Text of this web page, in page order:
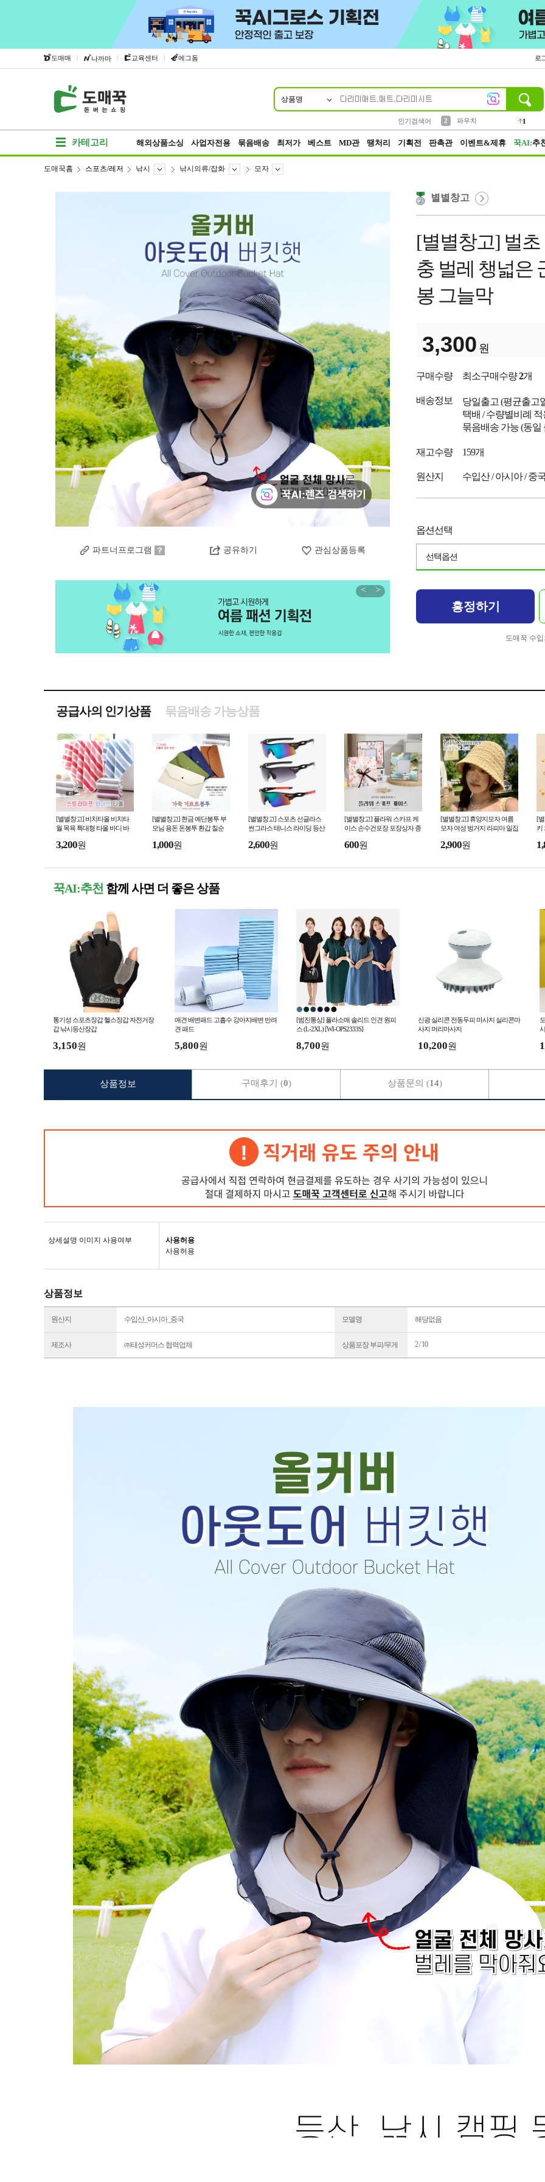
도매매 | 나까마 | 교육센터 | 에그돔 로
상품명
인기검색어
2
파우치
1
카테고리 해외상품소싱 사업자전용 묶음배송 최저가 베스트 MD관 땡처리 기획전 판촉관 이벤트&제휴 꾹AI:추
도매꾹홈 스포츠/레저 낚시 낚시의류/잡화 모자
파트너프로그램 공유하기 관심상품등록
< >
별별창고
[별별창고] 벌
충 벌레 챙넓은
봉 그늘막
3,300 원
구매수량 최소구매수량2개
배송정보 당일출고 (평균출고
택배 / 수량별비례
묶음배송 가능 (동일
재고수량 159개
원산지 수입산 / 아시아 / 중
옵션선택
선택옵션
흥정하기
도매꾹 수
공급사의 인기상품 묶음배송 가능상품
[별별창고] 비치타올 비치타
월 목욕 특대형 타올 바디 바
디타월
3,200원
[별별창고] 현금 예단봉투 부
모님 용돈 돈봉투 환갑 칠순
비
1,000원
[별별창고] 스포츠 선글라스
썬그라스 테니스 라이딩 등산
2,600원
[별별창고] 플라워 스카프 케
이스 손수건포장 포장상자 종
600원
[별별창고] 휴양지모자 여름
모자 여성 벙거지 라피아 밀집
비치모자
2,900원
[
키
꾸
꾹AI:추천 함께 사면 더 좋은 상품
통기성 스포츠장갑 헬스장갑 자전거장
갑 낚시등산장갑
3,150원
애견 배변패드 고흡수 강아지배변 반려
견 패드
5,800원
[범진통상] 폴라소매 솔리드 인견 원피
스 (L-2XL) [WI-OPS2333S]
8,700원
신광 실리콘 전동두피 마사지 실리콘마
사지 머리마사지
10,200원
상세설명 이미지 사용여부
사용허용
사용허용
상품정보
원산지 수입산_아시아_중국 모델명 해당없음
제조사 ㈜태성커머스 협력업체 상품포장 부피/무게 2 / 10
상품정보 구매후기 (0) 상품문의 (14)